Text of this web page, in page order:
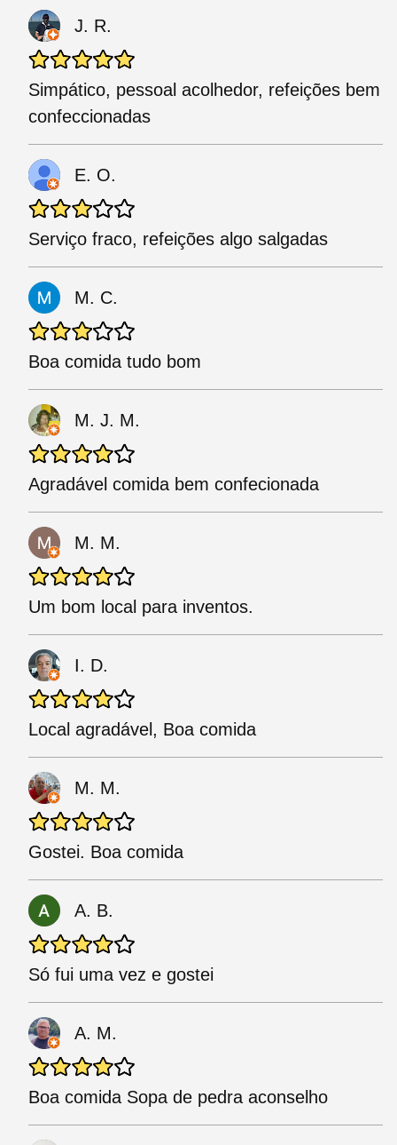
J. R.
Simpático, pessoal acolhedor, refeições bem
confeccionadas
E. O.
Serviço fraco, refeições algo salgadas
M. C.
Boa comida tudo bom
M. J. M.
Agradável comida bem confecionada
M. M.
Um bom local para inventos.
I. D.
Local agradável, Boa comida
M. M.
Gostei. Boa comida
A. B.
Só fui uma vez e gostei
A. M.
Boa comida Sopa de pedra aconselho